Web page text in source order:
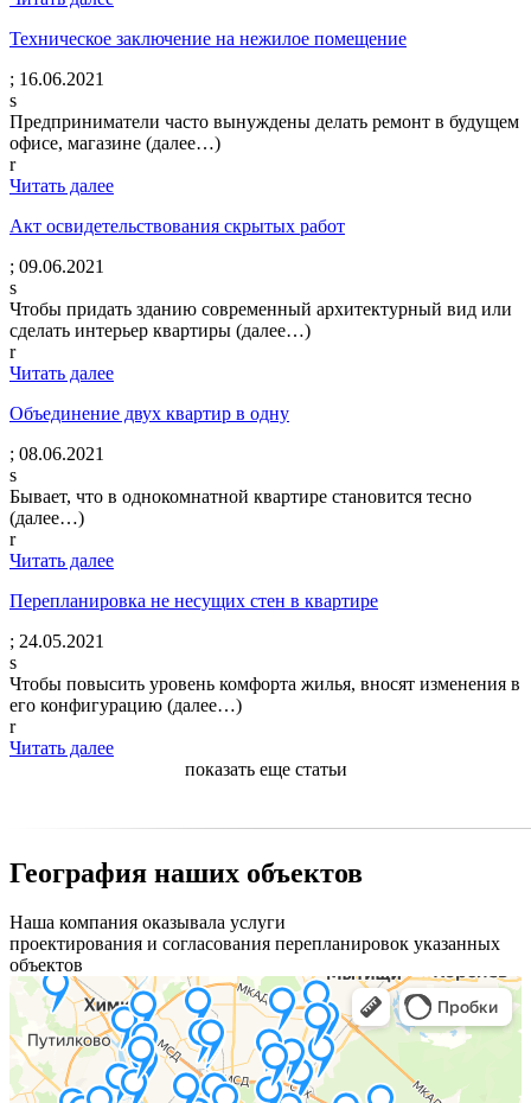
Техническое заключение на нежилое помещение
; 16.06.2021
s
Предприниматели часто вынуждены делать ремонт в будущем
офисе, магазине (далее…)
r
Читать далее
Акт освидетельствования скрытых работ
; 09.06.2021
s
Чтобы придать зданию современный архитектурный вид или
сделать интерьер квартиры (далее…)
r
Читать далее
Объединение двух квартир в одну
; 08.06.2021
s
Бывает, что в однокомнатной квартире становится тесно
(далее…)
r
Читать далее
Перепланировка не несущих стен в квартире
; 24.05.2021
s
Чтобы повысить уровень комфорта жилья, вносят изменения в
его конфигурацию (далее…)
r
Читать далее
показать еще статьи
География наших объектов
Наша компания оказывала услуги
проектирования и согласования перепланировок указанных
объектов